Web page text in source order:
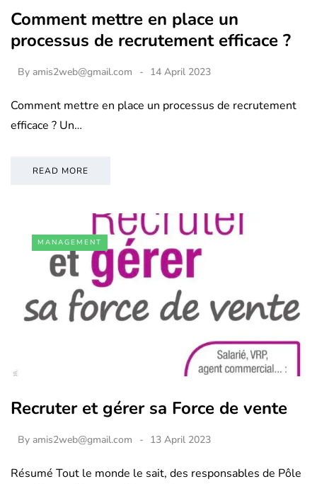
Comment mettre en place un
processus de recrutement efficace ?
By amis2web@gmail.com 14 April 2023
Comment mettre en place un processus de recrutement
efficace ? Un…
READ MORE
MANAGEMENT
Recruter et gérer sa Force de vente
By amis2web@gmail.com 13 April 2023
Résumé Tout le monde le sait, des responsables de Pôle